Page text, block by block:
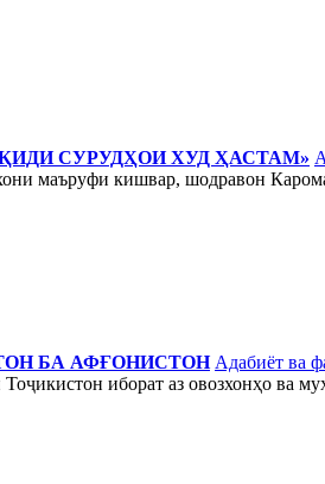
СУРУДҲОИ ХУД ҲАСТАМ»
маъруфи кишвар, шодравон
БА АФҒОНИСТОН Адабиёт ва
иборат аз овозхонҳо ва